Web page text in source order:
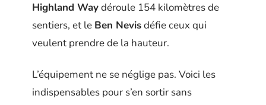
Highland Waydéroule 154 kilomètres de
sentiers, et le Ben Nevisdéfie ceux qui
veulent prendre de la hauteur.
L’équipement ne se néglige pas. Voici les
indispensables pour s’en sortir sans